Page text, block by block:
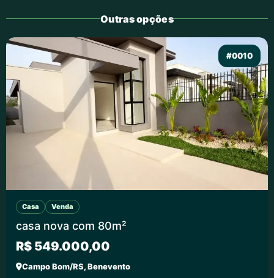
Outras opções
#0010
Casa Venda
casa nova com 80m²
R$ 549.000,00
Campo Bom/RS, Benevento